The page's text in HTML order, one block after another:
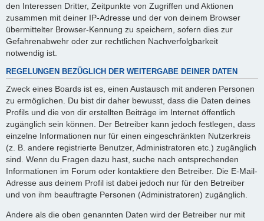
den Interessen Dritter, Zeitpunkte von Zugriffen und Aktionen
zusammen mit deiner IP-Adresse und der von deinem Browser
übermittelter Browser-Kennung zu speichern, sofern dies zur
Gefahrenabwehr oder zur rechtlichen Nachverfolgbarkeit
notwendig ist.
REGELUNGEN BEZÜGLICH DER WEITERGABE DEINER DATEN
Zweck eines Boards ist es, einen Austausch mit anderen Personen
zu ermöglichen. Du bist dir daher bewusst, dass die Daten deines
Profils und die von dir erstellten Beiträge im Internet öffentlich
zugänglich sein können. Der Betreiber kann jedoch festlegen, dass
einzelne Informationen nur für einen eingeschränkten Nutzerkreis
(z. B. andere registrierte Benutzer, Administratoren etc.) zugänglich
sind. Wenn du Fragen dazu hast, suche nach entsprechenden
Informationen im Forum oder kontaktiere den Betreiber. Die E-Mail-
Adresse aus deinem Profil ist dabei jedoch nur für den Betreiber
und von ihm beauftragte Personen (Administratoren) zugänglich.
Andere als die oben genannten Daten wird der Betreiber nur mit